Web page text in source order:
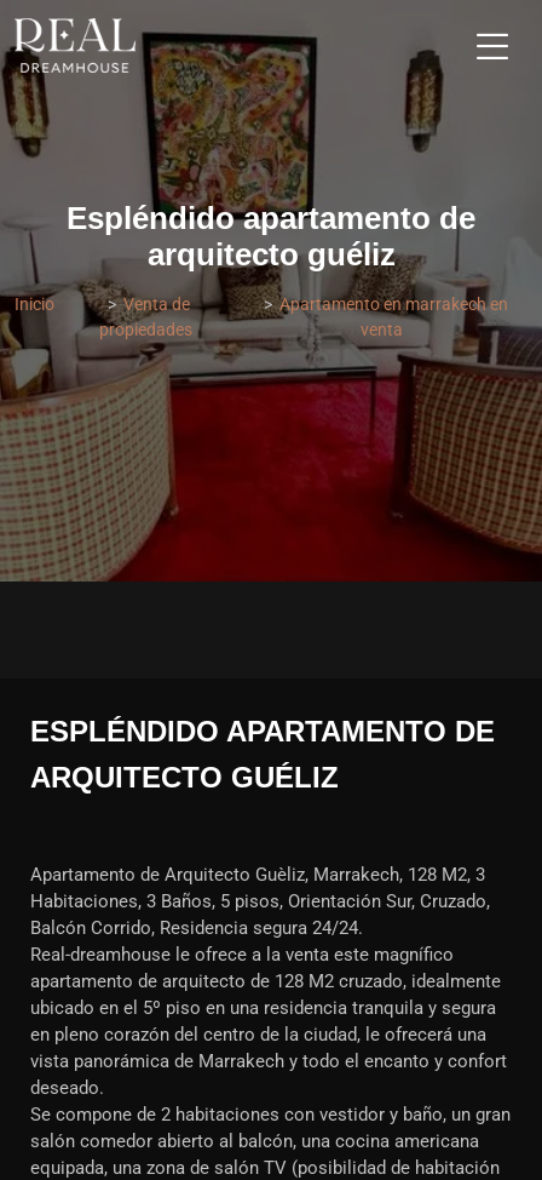
Espléndido apartamento de
arquitecto guéliz
Inicio
Venta de
propiedades
Apartamento en marrakech en
venta
ESPLÉNDIDO APARTAMENTO DE
ARQUITECTO GUÉLIZ
Apartamento de Arquitecto Guèliz, Marrakech, 128 M2, 3
Habitaciones, 3 Baños, 5 pisos, Orientación Sur, Cruzado,
Balcón Corrido, Residencia segura 24/24.
Real-dreamhouse le ofrece a la venta este magnífico
apartamento de arquitecto de 128 M2 cruzado, idealmente
ubicado en el 5º piso en una residencia tranquila y segura
en pleno corazón del centro de la ciudad, le ofrecerá una
vista panorámica de Marrakech y todo el encanto y confort
deseado.
Se compone de 2 habitaciones con vestidor y baño, un gran
salón comedor abierto al balcón, una cocina americana
equipada, una zona de salón TV (posibilidad de habitación